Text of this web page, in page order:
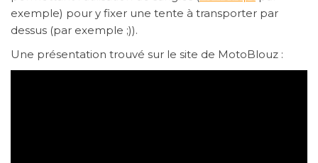
exemple) pour y fixer une tente à transporter par
dessus (par exemple ;)).
Une présentation trouvé sur le site de MotoBlouz :